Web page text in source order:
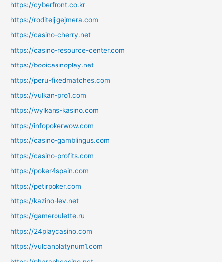
https://cyberfront.co.kr
https://roditeljigejmera.com
https://casino-cherry.net
https://casino-resource-center.com
https://booicasinoplay.net
https://peru-fixedmatches.com
https://vulkan-pro1.com
https://wylkans-kasino.com
https://infopokerwow.com
https://casino-gamblingus.com
https://casino-profits.com
https://poker4spain.com
https://petirpoker.com
https://kazino-lev.net
https://gameroulette.ru
https://24playcasino.com
https://vulcanplatynum1.com